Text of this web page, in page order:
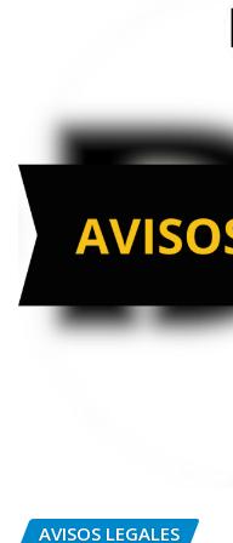
AVISOS LEGALES